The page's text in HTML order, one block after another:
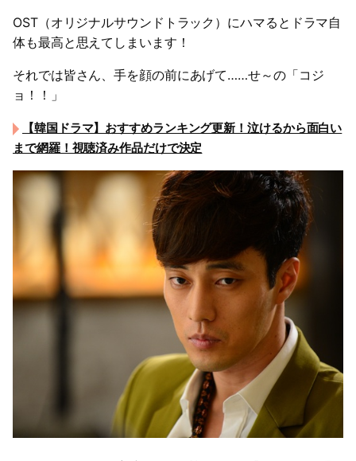
OST（オリジナルサウンドトラック）にハマるとドラマ自
体も最高と思えてしまいます！
それでは皆さん、手を顔の前にあげて……せ～の「コジ
ョ！！」
【韓国ドラマ】おすすめランキング更新！泣けるから面白い
まで網羅！視聴済み作品だけで決定